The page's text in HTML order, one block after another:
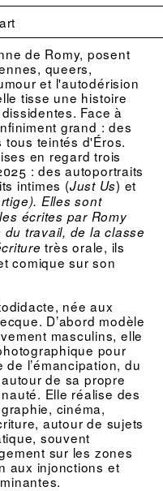
de Romy, posent
queers,
et l'autodérision
tisse une histoire
Face à
grand : des
teintés d'Éros.
en regard trois
: des autoportraits
intimes (Just Us) et
Elles sont
écrites par Romy
travail, de la classe
très orale, ils
comique sur son
née aux
D’abord modèle
masculins, elle
pour
l’émancipation, du
de sa propre
Elle réalise des
cinéma,
autour de sujets
souvent
sur les zones
aux injonctions et